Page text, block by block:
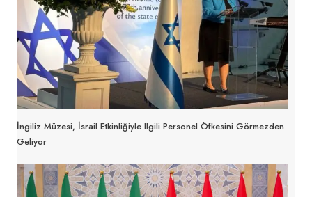
İngiliz Müzesi, İsrail Etkinliğiyle Ilgili Personel Öfkesini Görmezden
Geliyor